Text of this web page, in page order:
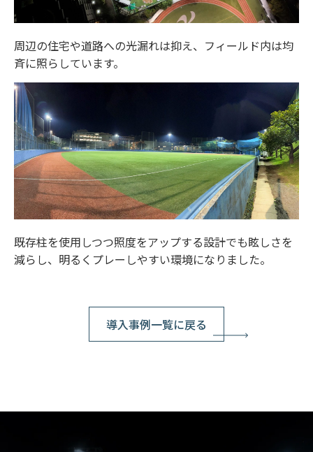
周辺の住宅や道路への光漏れは抑え、フィールド内は均
斉に照らしています。
既存柱を使用しつつ照度をアップする設計でも眩しさを
減らし、明るくプレーしやすい環境になりました。
導入事例一覧に戻る